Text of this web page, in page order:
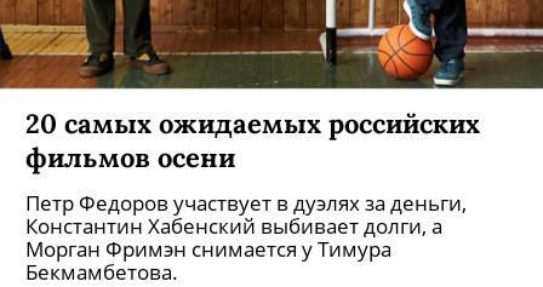
20 самых ожидаемых российских
фильмов осени
Петр Федоров участвует в дуэлях за деньги,
Константин Хабенский выбивает долги, а
Морган Фримэн снимается у Тимура
Бекмамбетова.